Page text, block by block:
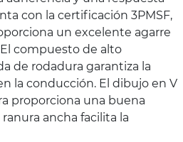
con la certificación 3PMSF,
un excelente agarre
compuesto de alto
de rodadura garantiza la
la conducción. El dibujo en V
proporciona una buena
ancha facilita la